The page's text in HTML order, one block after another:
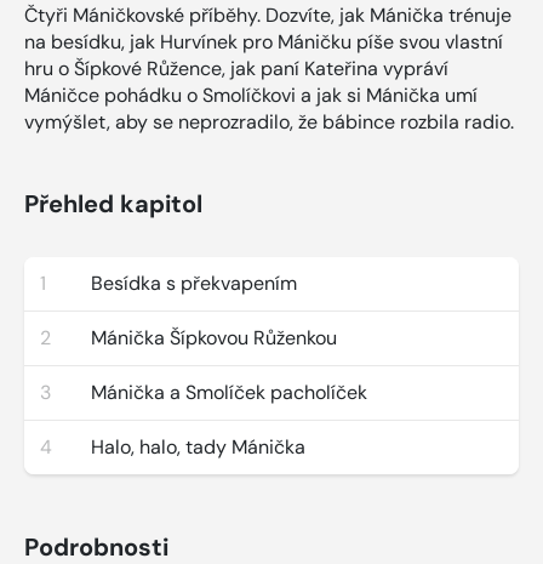
Čtyři Máničkovské příběhy. Dozvíte, jak Mánička trénuje
na besídku, jak Hurvínek pro Máničku píše svou vlastní
hru o Šípkové Růžence, jak paní Kateřina vypráví
Máničce pohádku o Smolíčkovi a jak si Mánička umí
vymýšlet, aby se neprozradilo, že bábince rozbila radio.
Přehled kapitol
1 Besídka s překvapením
2 Mánička Šípkovou Růženkou
3 Mánička a Smolíček pacholíček
4 Halo, halo, tady Mánička
Podrobnosti